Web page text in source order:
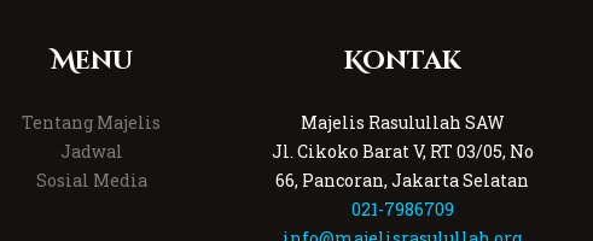
Menu
Tentang Majelis
Jadwal
Sosial Media
Kontak
Majelis Rasulullah SAW
Jl. Cikoko Barat V, RT 03/05, No
66, Pancoran, Jakarta Selatan
021-7986709